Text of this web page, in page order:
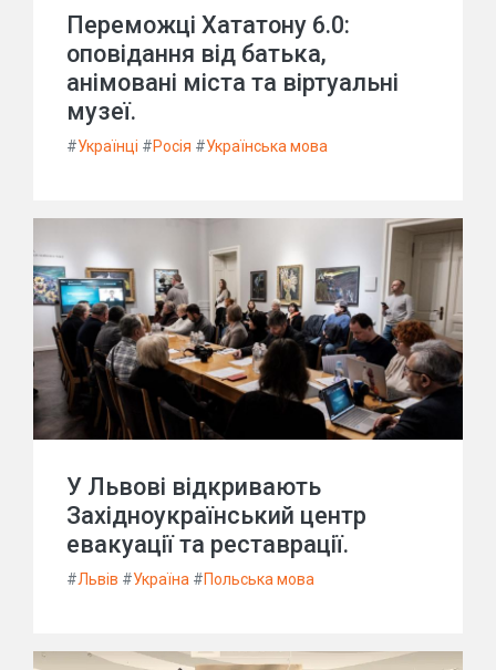
Переможці Хататону 6.0:
оповідання від батька,
анімовані міста та віртуальні
музеї.
#Українці #Росія #Українська мова
У Львові відкривають
Західноукраїнський центр
евакуації та реставрації.
#Львів #Україна #Польська мова